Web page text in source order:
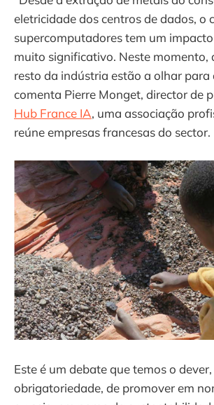
eletricidade dos centros de dados, o
supercomputadores tem um
muito significativo. Neste momento,
resto da indústria estão a olhar para
comenta Pierre Monget, director de
Hub France IA, uma associação
reúne empresas francesas do sector.
Este é um debate que temos o
obrigatoriedade, de promover em